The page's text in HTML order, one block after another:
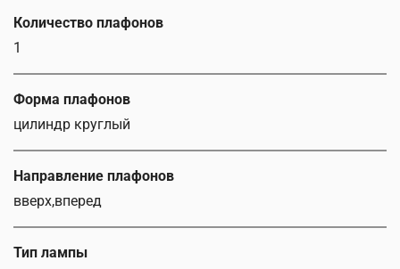
Количество плафонов
1
Форма плафонов
цилиндр круглый
Направление плафонов
вверх,вперед
Тип лампы